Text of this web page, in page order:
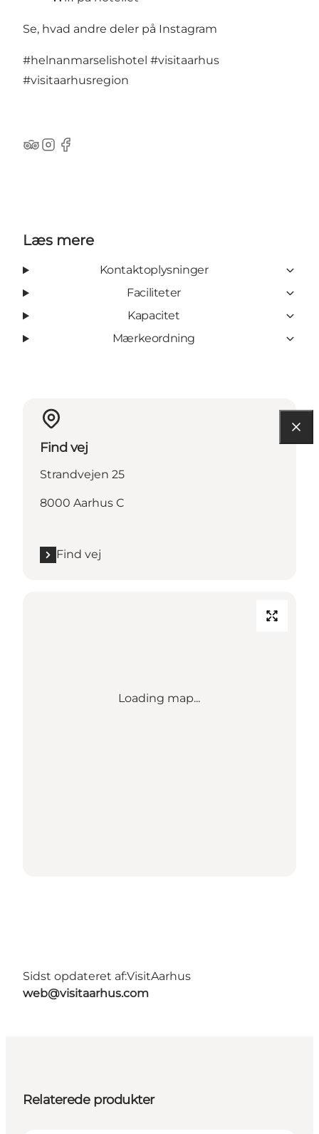
Se, hvad andre deler på Instagram
#helnanmarselishotel #visitaarhus
#visitaarhusregion
TripAdvisor
Instagram
Facebook
Læs mere
Kontaktoplysninger
Faciliteter
Kapacitet
Mærkeordning
Find vej
Strandvejen 25
8000 Aarhus C
Find vej
Loading map...
Sidst opdateret af:VisitAarhus
web@visitaarhus.com
Relaterede produkter